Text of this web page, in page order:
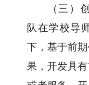
（三 ）
队在学校导
下，基于前
果，开发具